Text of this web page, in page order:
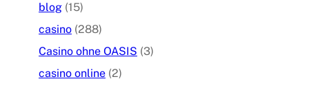
blog (15)
casino (288)
Casino ohne OASIS (3)
casino online (2)